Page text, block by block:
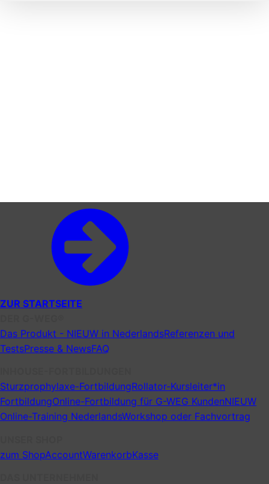
ZUR STARTSEITE
Das Produkt - NIEUW in NederlandsReferenzen und
TestsPresse & NewsFAQ
Sturzprophylaxe-FortbildungRollator-Kursleiter*in
FortbildungOnline-Fortbildung für G-WEG KundenNIEUW
Online-Training NederlandsWorkshop oder Fachvortrag
zum ShopAccountWarenkorbKasse